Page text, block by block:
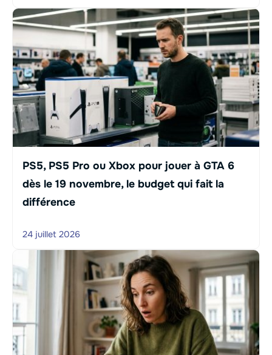
PS5, PS5 Pro ou Xbox pour jouer à GTA 6
dès le 19 novembre, le budget qui fait la
différence
24 juillet 2026